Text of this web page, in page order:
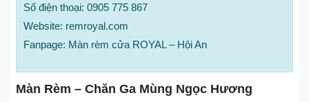
Số điện thoại: 0905 775 867
Website: remroyal.com
Fanpage: Màn rèm cửa ROYAL – Hội An
Màn Rèm – Chăn Ga Mùng Ngọc Hương